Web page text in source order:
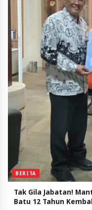
BERITA
Tak Gila Jabatan!
Batu 12 Tahun